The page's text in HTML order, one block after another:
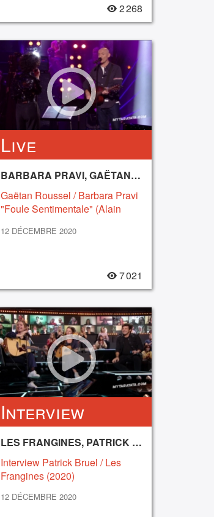
2 268
Live
BARBARA PRAVI, GAËTAN ROUSSEL
Gaëtan Roussel / Barbara Pravi
"Foule Sentimentale" (Alain
12 DÉCEMBRE 2020
7 021
Interview
LES FRANGINES, PATRICK BRUEL
Interview Patrick Bruel / Les
Frangines (2020)
12 DÉCEMBRE 2020